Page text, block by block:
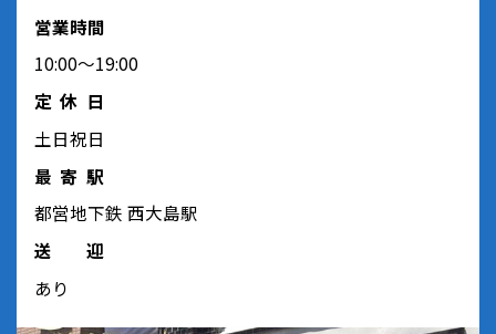
営業時間
10:00～19:00
定休日
土日祝日
最寄駅
都営地下鉄 西大島駅
送迎
あり